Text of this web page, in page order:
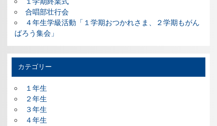
合唱部壮行会
４年生学級活動「１学期おつかれさま、２学期もがん
ばろう集会」
カテゴリー
１年生
２年生
３年生
４年生